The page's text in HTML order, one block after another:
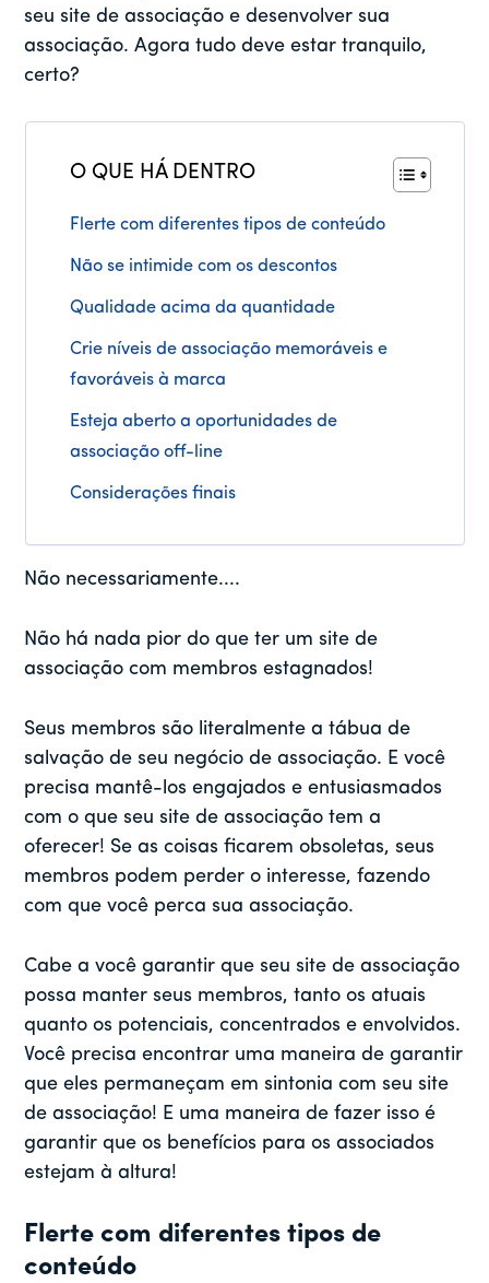
seu site de associação e desenvolver sua
associação. Agora tudo deve estar tranquilo,
certo?
O QUE HÁ DENTRO
Flerte com diferentes tipos de conteúdo
Não se intimide com os descontos
Qualidade acima da quantidade
Crie níveis de associação memoráveis e
favoráveis à marca
Esteja aberto a oportunidades de
associação off-line
Considerações finais
Não necessariamente....
Não há nada pior do que ter um site de
associação com membros estagnados!
Seus membros são literalmente a tábua de
salvação de seu negócio de associação. E você
precisa mantê-los engajados e entusiasmados
com o que seu site de associação tem a
oferecer! Se as coisas ficarem obsoletas, seus
membros podem perder o interesse, fazendo
com que você perca sua associação.
Cabe a você garantir que seu site de associação
possa manter seus membros, tanto os atuais
quanto os potenciais, concentrados e envolvidos.
Você precisa encontrar uma maneira de garantir
que eles permaneçam em sintonia com seu site
de associação! E uma maneira de fazer isso é
garantir que os benefícios para os associados
estejam à altura!
Flerte com diferentes tipos de
conteúdo